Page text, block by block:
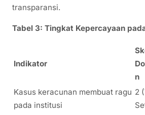
transparansi.
Tabel 3: Tingkat Kepercayaan
Indikator
n
Kasus keracunan membuat ragu
pada institusi
2